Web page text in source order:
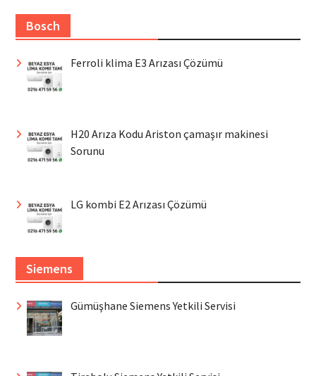
Bosch
Ferroli klima E3 Arızası Çözümü
H20 Arıza Kodu Ariston çamaşır makinesi
Sorunu
LG kombi E2 Arızası Çözümü
Siemens
Gümüşhane Siemens Yetkili Servisi